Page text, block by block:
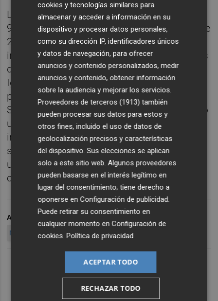
Las licitaciones de obra se han reducido un
92% entre marzo de 2011 y el mismo mes de
2012. En el caso de las relacionadas con
ingeniería, la caída ha sido del 93%, mientras
que en vivienda la reducción alcanza el 91%.
Igualmente, los visados de entrega han
pasado de 547 obras a 215, un 60% menos.
Sin embargo, los precios han experimentado
un descenso del 8%, aunque en los
inmuebles de menos de dos años han
sufrido una reducción del 12%, pasando de
un precio medio de 1.600 euros el metro
cuadrado a 1.400 euros.
ARCHIVADO EN
NOMBRAMIENTO
CONSTRUCCIÓN
cookies y tecnologías similares para
almacenar y acceder a información en su
dispositivo y procesar datos personales,
como su dirección IP, identificadores únicos
y datos de navegación, para ofrecer
anuncios y contenido personalizados, medir
anuncios y contenido, obtener información
sobre la audiencia y mejorar los servicios.
Proveedores de terceros (1913) también
pueden procesar sus datos para estos y
otros fines, incluido el uso de datos de
geolocalización precisos y características
del dispositivo. Sus elecciones se aplican
solo a este sitio web. Algunos proveedores
pueden basarse en el interés legítimo en
lugar del consentimiento; tiene derecho a
oponerse enConfiguración de publicidad
Puede retirar su consentimiento en
cualquier momento enConfiguración de
cookies .Política de privacidad
ACEPTAR TODO
RECHAZAR TODO